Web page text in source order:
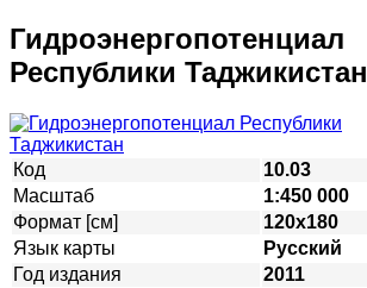
Гидроэнергопотенциал
Республики Таджикистан
Код
10.03
Масштаб
1:450 000
Формат [см]
120х180
Язык карты
Русский
Год издания
2011